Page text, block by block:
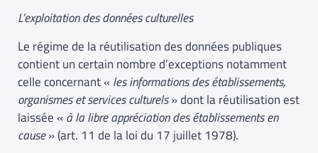
L’exploitation des données culturelles
Le régime de la réutilisation des données publiques
contient un certain nombre d’exceptions notamment
celle concernant « les informations des établissements,
organismes et services culturels» dont la réutilisation est
laissée « à la libre appréciation des établissements en
cause» (art. 11 de la loi du 17 juillet 1978).